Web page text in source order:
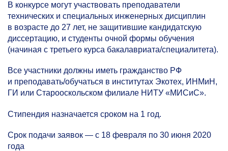
В конкурсе могут участвовать преподаватели
технических и специальных инженерных дисциплин
в возрасте до 27 лет, не защитившие кандидатскую
диссертацию, и студенты очной формы обучения
(начиная с третьего курса бакалавриата/специалитета).
Все участники должны иметь гражданство РФ
и преподавать/обучаться в институтах Экотех, ИНМиН,
ГИ или Старооскольском филиале НИТУ «МИСиС».
Стипендия назначается сроком на 1 год.
Срок подачи заявок — с 18 февраля по 30 июня 2020
года